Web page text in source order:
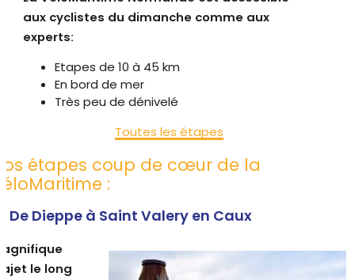
aux cyclistes du dimanche comme aux
experts:
Etapes de 10 à 45 km
En bord de mer
Très peu de dénivelé
Toutes les étapes
étapes coup de cœur de la
:
/ De Dieppe à Saint Valery en Caux
le long